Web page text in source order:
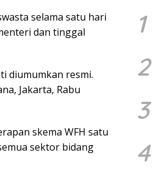
selama satu hari
dan tinggal
diumumkan resmi.
Jakarta, Rabu
skema WFH satu
sektor bidang
1
2
3
4